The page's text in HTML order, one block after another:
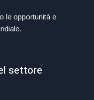
le opportunità e
settore